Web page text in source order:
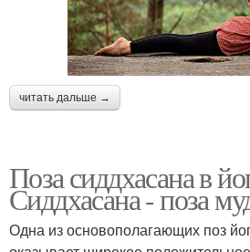
читать дальше →
Поза сиддхасана в
Сиддхасана - поза
Одна из основополагающих поз